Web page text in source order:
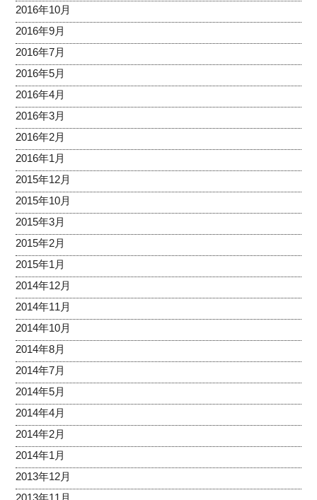
2016年10月
2016年9月
2016年7月
2016年5月
2016年4月
2016年3月
2016年2月
2016年1月
2015年12月
2015年10月
2015年3月
2015年2月
2015年1月
2014年12月
2014年11月
2014年10月
2014年8月
2014年7月
2014年5月
2014年4月
2014年2月
2014年1月
2013年12月